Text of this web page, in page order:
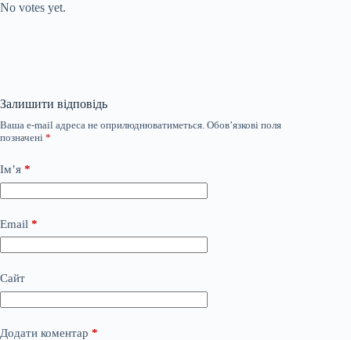
No votes yet.
Залишити відповідь
Ваша e-mail адреса не оприлюднюватиметься. Обов’язкові поля
позначені *
Ім’я *
Email *
Сайт
Додати коментар *